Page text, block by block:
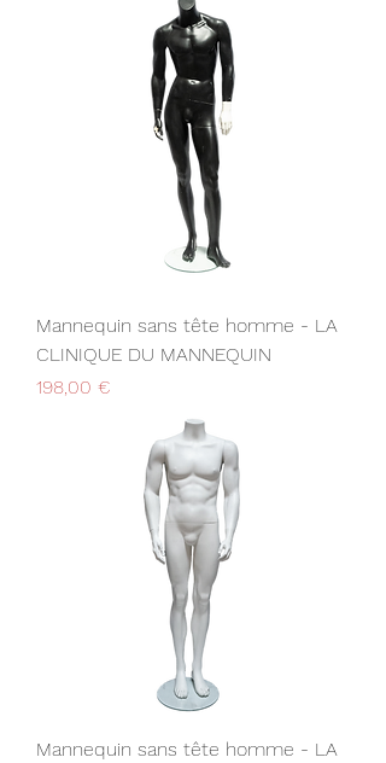
Mannequin sans tête homme - LA
CLINIQUE DU MANNEQUIN
Prix
198,00 €
Mannequin sans tête homme - LA